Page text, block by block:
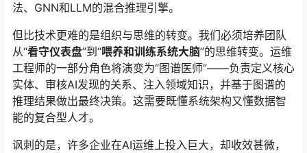
法、GNN和LLM的混合推理引擎。
但比技术更难的是组织与思维的转变。我们必须培养团队
从“看守仪表盘”到“喂养和训练系统大脑”的思维转变。运维
工程师的一部分角色将演变为“图谱医师”——负责定义核心
实体、审核AI发现的关系、注入领域知识，并基于图谱的
推理结果做出最终决策。这需要既懂系统架构又懂数据智
能的复合型人才。
讽刺的是，许多企业在AI运维上投入巨大，却收效甚微，